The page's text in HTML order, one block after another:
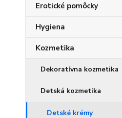
Erotické pomôcky
Hygiena
Kozmetika
Dekoratívna kozmetika
Detská kozmetika
Detské krémy